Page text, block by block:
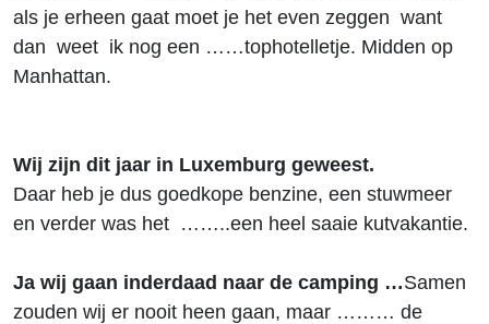
als je erheen gaat moet je het even zeggen want
dan weet ik nog een ……tophotelletje. Midden op
Manhattan.
Wij zijn dit jaar in Luxemburg geweest.
Daar heb je dus goedkope benzine, een stuwmeer
en verder was het ……..een heel saaie kutvakantie.
Ja wij gaan inderdaad naar de camping …Samen
zouden wij er nooit heen gaan, maar ……… de